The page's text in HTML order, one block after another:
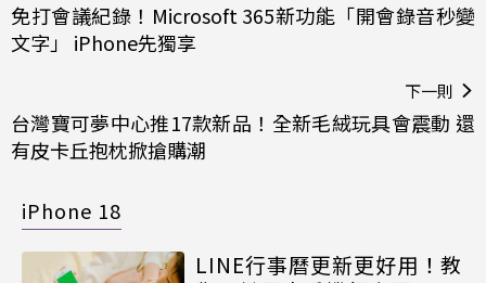
免打會議紀錄！Microsoft 365新功能「開會錄音秒變
文字」 iPhone先獨享
下一則
台灣寶可夢中心推17款新品！全新毛絨玩具會震動 還
有皮卡丘抱枕掀搶購潮
iPhone 18
LINE行事曆更新更好用！教